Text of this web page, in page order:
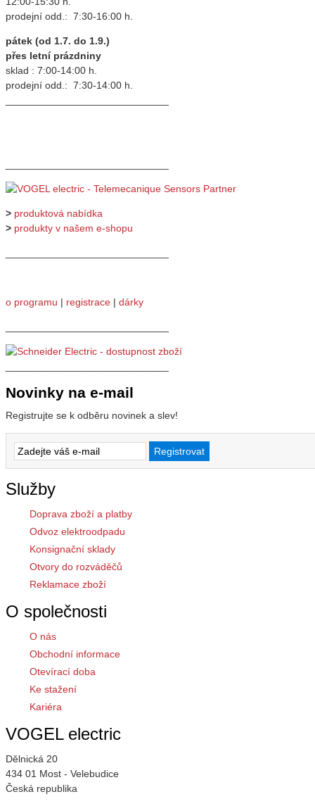
prodejní odd.: 7:30-16:00 h.
pátek (od 1.7. do 1.9.)
přes letní prázdniny
sklad : 7:00-14:00 h.
prodejní odd.: 7:30-14:00 h.
> produktová nabídka
> produkty v našem e-shopu
o programu | registrace | dárky
Novinky na e-mail
Registrujte se k odběru novinek a slev!
Služby
Doprava zboží a platby
Odvoz elektroodpadu
Konsignační sklady
Otvory do rozváděčů
Reklamace zboží
O společnosti
O nás
Obchodní informace
Otevírací doba
Ke stažení
Kariéra
VOGEL electric
Dělnická 20
434 01 Most - Velebudice
Česká republika